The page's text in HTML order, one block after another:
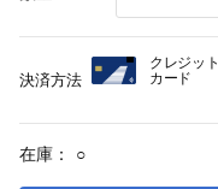
在庫： ○
決済方法
クレジット
カード